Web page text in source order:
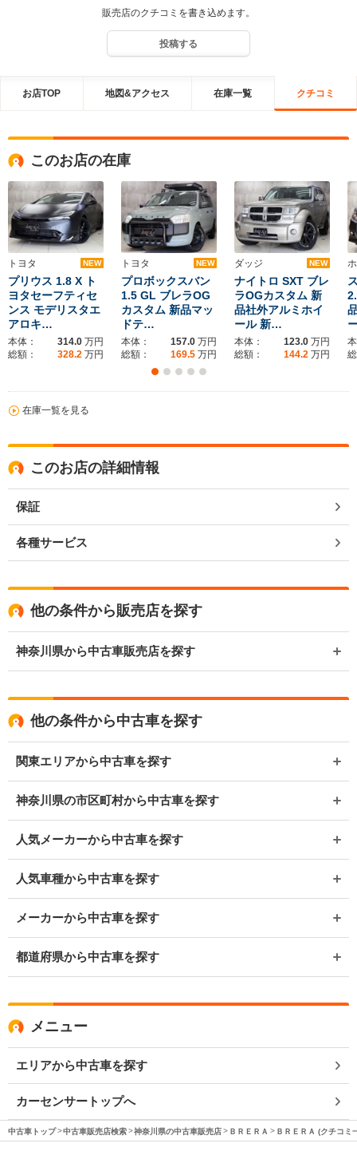
販売店のクチコミを書き込めます。
投稿する
お店TOP 地図&アクセス 在庫一覧 クチコミ
このお店の在庫
トヨタ NEW
プリウス 1.8 X ト
ヨタセーフティセ
ンス モデリスタエ
アロキ…
本体： 314.0 万円
総額：
328.2 万円
トヨタ NEW
プロボックスバン
1.5 GL ブレラOG
カスタム 新品マッ
ドテ…
本体： 157.0 万円
総額：
169.5 万円
ダッジ NEW
ナイトロ SXT ブレ
ラOGカスタム 新
品社外アルミホイ
ール 新…
本体： 123.0 万円
総額：
144.2 万円
在庫一覧を見る
このお店の詳細情報
保証
各種サービス
他の条件から販売店を探す
神奈川県から中古車販売店を探す
他の条件から中古車を探す
関東エリアから中古車を探す
神奈川県の市区町村から中古車を探す
人気メーカーから中古車を探す
人気車種から中古車を探す
メーカーから中古車を探す
都道府県から中古車を探す
メニュー
エリアから中古車を探す
カーセンサートップへ
中古車トップ 中古車販売店検索 神奈川県の中古車販売店 ＢＲＥＲＡ ＢＲＥＲＡ (クチコミ